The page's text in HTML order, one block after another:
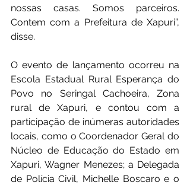
nossas casas. Somos parceiros.
Contem com a Prefeitura de Xapuri”,
disse.
O evento de lançamento ocorreu na
Escola Estadual Rural Esperança do
Povo no Seringal Cachoeira, Zona
rural de Xapuri, e contou com a
participação de inúmeras autoridades
locais, como o Coordenador Geral do
Núcleo de Educação do Estado em
Xapuri, Wagner Menezes; a Delegada
de Polícia Civil, Michelle Boscaro e o